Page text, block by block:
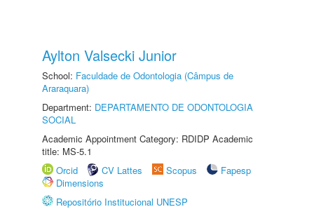
Aylton Valsecki Junior
School: Faculdade de Odontologia (Câmpus de
Araraquara)
Department: DEPARTAMENTO DE ODONTOLOGIA
SOCIAL
Academic Appointment Category: RDIDP Academic
title: MS-5.1
Orcid
CV Lattes Scopus
Fapesp
Dimensions
Repositório Institucional UNESP